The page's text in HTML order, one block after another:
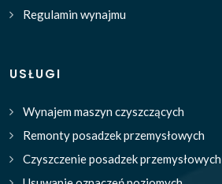
Regulamin wynajmu
USŁUGI
Wynajem maszyn czyszczących
Remonty posadzek przemysłowych
Czyszczenie posadzek przemysłowych